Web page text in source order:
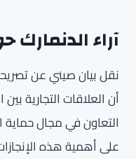
آراء الدنمارك
نقل بيان صيني عن
أن العلاقات التجارية
التعاون في مجال حماية
على أهمية هذه